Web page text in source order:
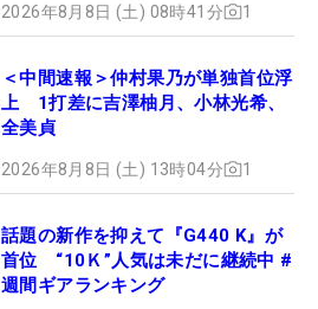
2026年8月8日 (土) 08時41分 1
＜中間速報＞仲村果乃が単独首位浮
上 1打差に吉澤柚月、小林光希、
全美貞
2026年8月8日 (土) 13時04分 1
話題の新作を抑えて『G440 K』が
首位 “10Ｋ”人気は未だに継続中 #
週間ギアランキング